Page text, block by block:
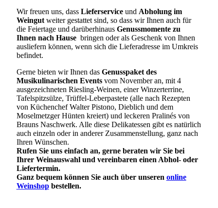
Wir freuen uns, dass Lieferservice und Abholung im
Weingutweiter gestattet sind, so dass wir Ihnen auch für
die Feiertage und darüberhinaus Genussmomente zu
Ihnen nach Hausebringen oder als Geschenk von Ihnen
ausliefern können, wenn sich die Lieferadresse im Umkreis
befindet.
Gerne bieten wir Ihnen das Genusspaket des
Musikulinarischen Eventsvom November an, mit 4
ausgezeichneten Riesling-Weinen, einer Winzerterrine,
Tafelspitzsülze, Trüffel-Leberpastete (alle nach Rezepten
von Küchenchef Walter Pistono, Dieblich und dem
Moselmetzger Hünten kreiert) und leckeren Pralinés von
Brauns Naschwerk. Alle diese Delikatessen gibt es natürlich
auch einzeln oder in anderer Zusammenstellung, ganz nach
Ihren Wünschen.
Rufen Sie uns einfach an, gerne beraten wir Sie bei
Ihrer Weinauswahl und vereinbaren einen Abhol- oder
Liefertermin.
Ganz bequem können Sie auch über unseren online
Weinshopbestellen.